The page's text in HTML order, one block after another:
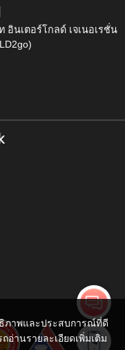
อินเตอร์โกลด์ เจเนอเรชั่น
ภาพและประสบการณ์ที่ดี
อ่านรายละเอียดเพิ่มเติม